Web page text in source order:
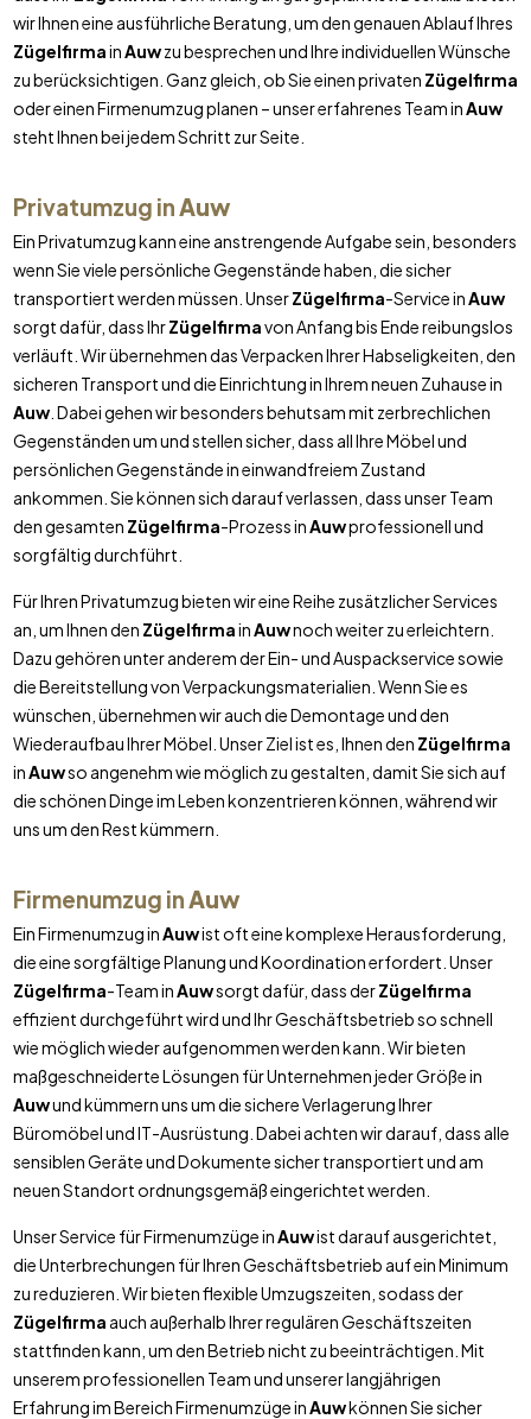
wir Ihnen eine ausführliche Beratung, um den genauen Ablauf Ihres
ZügelfirmainAuwzu besprechen und Ihre individuellen Wünsche
zu berücksichtigen. Ganz gleich, ob Sie einen privaten Zügelfirma
oder einen Firmenumzug planen – unser erfahrenes Team inAuw
steht Ihnen bei jedem Schritt zur Seite.
Privatumzug inAuw
Ein Privatumzug kann eine anstrengende Aufgabe sein, besonders
wenn Sie viele persönliche Gegenstände haben, die sicher
transportiert werden müssen. UnserZügelfirma-Service inAuw
sorgt dafür, dass IhrZügelfirmavon Anfang bis Ende reibungslos
verläuft. Wir übernehmen das Verpacken Ihrer Habseligkeiten, den
sicheren Transport und die Einrichtung in Ihrem neuen Zuhause in
Auw. Dabei gehen wir besonders behutsam mit zerbrechlichen
Gegenständen um und stellen sicher, dass all Ihre Möbel und
persönlichen Gegenstände in einwandfreiem Zustand
ankommen. Sie können sich darauf verlassen, dass unser Team
den gesamten Zügelfirma-Prozess inAuwprofessionell und
sorgfältig durchführt.
Für Ihren Privatumzug bieten wir eine Reihe zusätzlicher Services
an, um Ihnen den ZügelfirmainAuwnoch weiter zu erleichtern.
Dazu gehören unter anderem der Ein- und Auspackservice sowie
die Bereitstellung von Verpackungsmaterialien. Wenn Sie es
wünschen, übernehmen wir auch die Demontage und den
Wiederaufbau Ihrer Möbel. Unser Ziel ist es, Ihnen den Zügelfirma
inAuwso angenehm wie möglich zu gestalten, damit Sie sich auf
die schönen Dinge im Leben konzentrieren können, während wir
uns um den Rest kümmern.
Firmenumzug inAuw
Ein Firmenumzug inAuwist oft eine komplexe Herausforderung,
die eine sorgfältige Planung und Koordination erfordert. Unser
Zügelfirma-Team inAuwsorgt dafür, dass derZügelfirma
effizient durchgeführt wird und Ihr Geschäftsbetrieb so schnell
wie möglich wieder aufgenommen werden kann. Wir bieten
maßgeschneiderte Lösungen für Unternehmen jeder Größe in
Auwund kümmern uns um die sichere Verlagerung Ihrer
Büromöbel und IT-Ausrüstung. Dabei achten wir darauf, dass alle
sensiblen Geräte und Dokumente sicher transportiert und am
neuen Standort ordnungsgemäß eingerichtet werden.
Unser Service für Firmenumzüge inAuwist darauf ausgerichtet,
die Unterbrechungen für Ihren Geschäftsbetrieb auf ein Minimum
zu reduzieren. Wir bieten flexible Umzugszeiten, sodass der
Zügelfirma auch außerhalb Ihrer regulären Geschäftszeiten
stattfinden kann, um den Betrieb nicht zu beeinträchtigen. Mit
unserem professionellen Team und unserer langjährigen
Erfahrung im Bereich Firmenumzüge inAuwkönnen Sie sicher